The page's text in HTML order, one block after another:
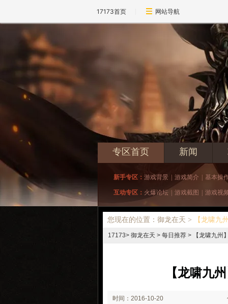
17173首页 网站导航
专区首页 新闻
新手专区： 游戏背景 游戏简介 基本操
互动专区： 火爆论坛 游戏截图 游戏视
您现在的位置：御龙在天 > 【龙啸九
17173> 御龙在天 > 每日推荐 > 【龙啸九州
【龙啸九
时间：2016-10-20